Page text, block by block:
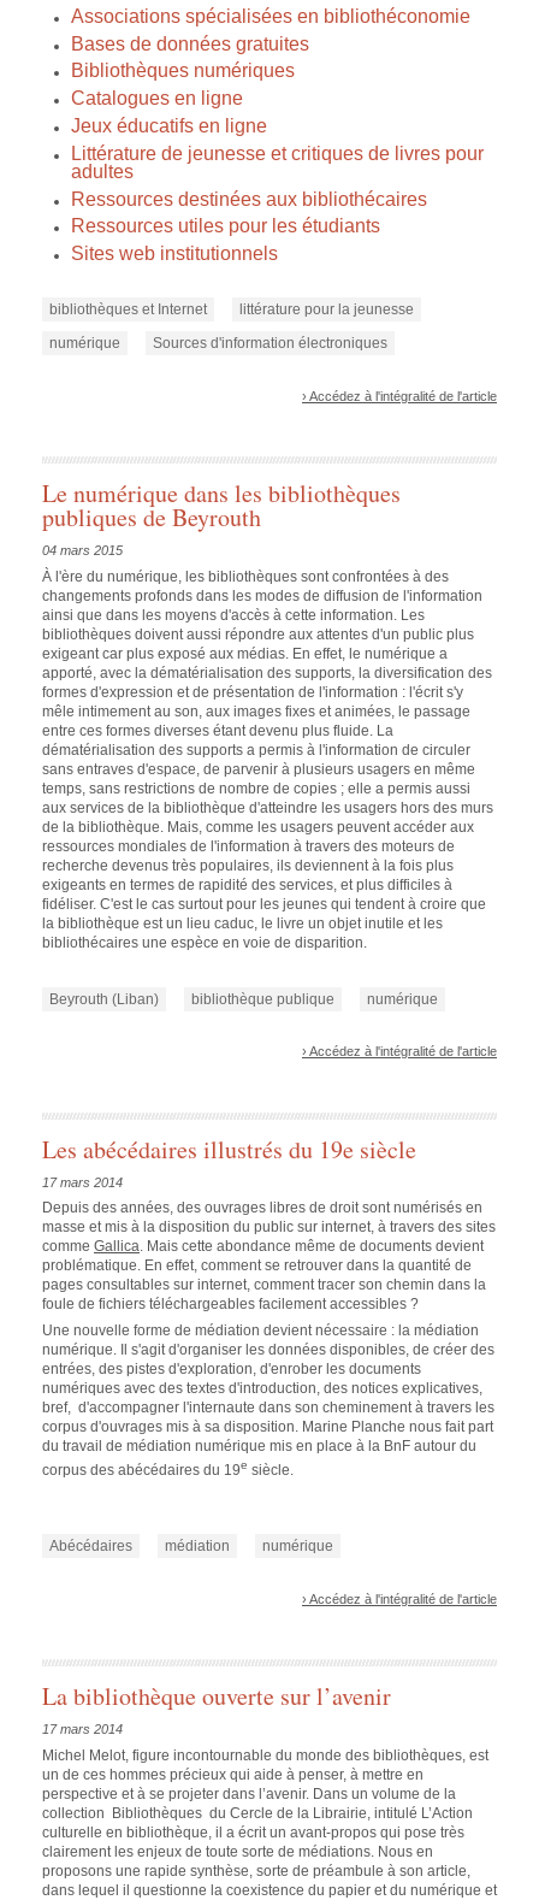
Associations spécialisées en bibliothéconomie
Bases de données gratuites
Bibliothèques numériques
Catalogues en ligne
Jeux éducatifs en ligne
Littérature de jeunesse et critiques de livres pour
adultes
Ressources destinées aux bibliothécaires
Ressources utiles pour les étudiants
Sites web institutionnels
bibliothèques et Internet
littérature pour la jeunesse
numérique
Sources d'information électroniques
› Accédez à l'intégralité de l'article
Le numérique dans les bibliothèques
publiques de Beyrouth
04 mars 2015
À l'ère du numérique, les bibliothèques sont confrontées à des
changements profonds dans les modes de diffusion de l'information
ainsi que dans les moyens d'accès à cette information. Les
bibliothèques doivent aussi répondre aux attentes d'un public plus
exigeant car plus exposé aux médias. En effet, le numérique a
apporté, avec la dématérialisation des supports, la diversification des
formes d'expression et de présentation de l'information : l'écrit s'y
mêle intimement au son, aux images fixes et animées, le passage
entre ces formes diverses étant devenu plus fluide. La
dématérialisation des supports a permis à l'information de circuler
sans entraves d'espace, de parvenir à plusieurs usagers en même
temps, sans restrictions de nombre de copies ; elle a permis aussi
aux services de la bibliothèque d'atteindre les usagers hors des murs
de la bibliothèque. Mais, comme les usagers peuvent accéder aux
ressources mondiales de l'information à travers des moteurs de
recherche devenus très populaires, ils deviennent à la fois plus
exigeants en termes de rapidité des services, et plus difficiles à
fidéliser. C'est le cas surtout pour les jeunes qui tendent à croire que
la bibliothèque est un lieu caduc, le livre un objet inutile et les
bibliothécaires une espèce en voie de disparition.
Beyrouth (Liban) bibliothèque publique numérique
› Accédez à l'intégralité de l'article
Les abécédaires illustrés du 19e siècle
17 mars 2014
Depuis des années, des ouvrages libres de droit sont numérisés en
masse et mis à la disposition du public sur internet, à travers des sites
comme Gallica. Mais cette abondance même de documents devient
problématique. En effet, comment se retrouver dans la quantité de
pages consultables sur internet, comment tracer son chemin dans la
foule de fichiers téléchargeables facilement accessibles ?
Une nouvelle forme de médiation devient nécessaire : la médiation
numérique. Il s'agit d'organiser les données disponibles, de créer des
entrées, des pistes d'exploration, d'enrober les documents
numériques avec des textes d'introduction, des notices explicatives,
bref, d'accompagner l'internaute dans son cheminement à travers les
corpus d'ouvrages mis à sa disposition. Marine Planche nous fait part
du travail de médiation numérique mis en place à la BnF autour du
corpus des abécédaires du 19e siècle.
Abécédaires médiation numérique
› Accédez à l'intégralité de l'article
La bibliothèque ouverte sur l’avenir
17 mars 2014
Michel Melot, figure incontournable du monde des bibliothèques, est
un de ces hommes précieux qui aide à penser, à mettre en
perspective et à se projeter dans l’avenir. Dans un volume de la
collection Bibliothèques du Cercle de la Librairie, intitulé L’Action
culturelle en bibliothèque, il a écrit un avant-propos qui pose très
clairement les enjeux de toute sorte de médiations. Nous en
proposons une rapide synthèse, sorte de préambule à son article,
dans lequel il questionne la coexistence du papier et du numérique et